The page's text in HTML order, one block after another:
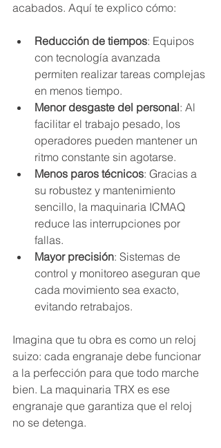
acabados. Aquí te explico cómo:
Reducción de tiempos: Equipos
con tecnología avanzada
permiten realizar tareas complejas
en menos tiempo.
Menor desgaste del personal: Al
facilitar el trabajo pesado, los
operadores pueden mantener un
ritmo constante sin agotarse.
Menos paros técnicos: Gracias a
su robustez y mantenimiento
sencillo, la maquinaria ICMAQ
reduce las interrupciones por
fallas.
Mayor precisión: Sistemas de
control y monitoreo aseguran que
cada movimiento sea exacto,
evitando retrabajos.
Imagina que tu obra es como un reloj
suizo: cada engranaje debe funcionar
a la perfección para que todo marche
bien. La maquinaria TRX es ese
engranaje que garantiza que el reloj
no se detenga.